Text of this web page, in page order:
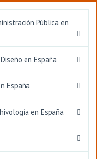
Pública en
en España
España
en España